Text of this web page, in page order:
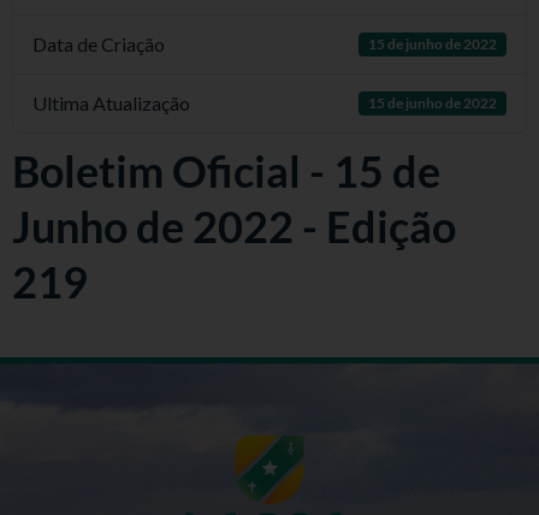
Data de Criação 15 de junho de 2022
Ultima Atualização 15 de junho de 2022
Boletim Oficial - 15 de
Junho de 2022 - Edição
219